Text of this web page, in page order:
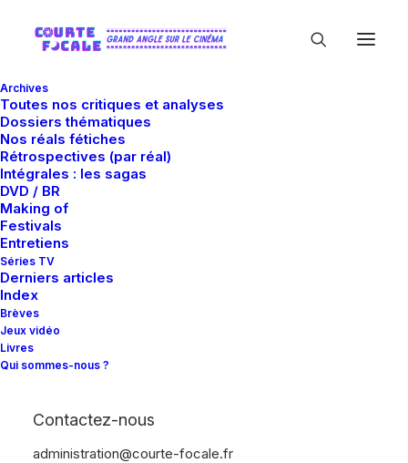
Archives
Toutes nos critiques et analyses
Dossiers thématiques
Nos réals fétiches
Rétrospectives (par réal)
Intégrales : les sagas
DVD / BR
Making of
Festivals
Entretiens
Séries TV
Derniers articles
Index
Brèves
Jeux vidéo
Livres
Qui sommes-nous ?
Contactez-nous
administration@courte-focale.fr